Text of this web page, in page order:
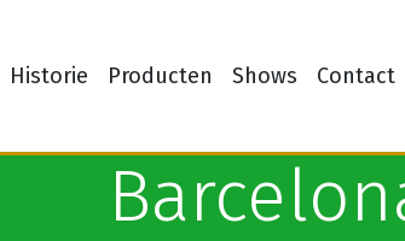
Historie Producten Shows Contact